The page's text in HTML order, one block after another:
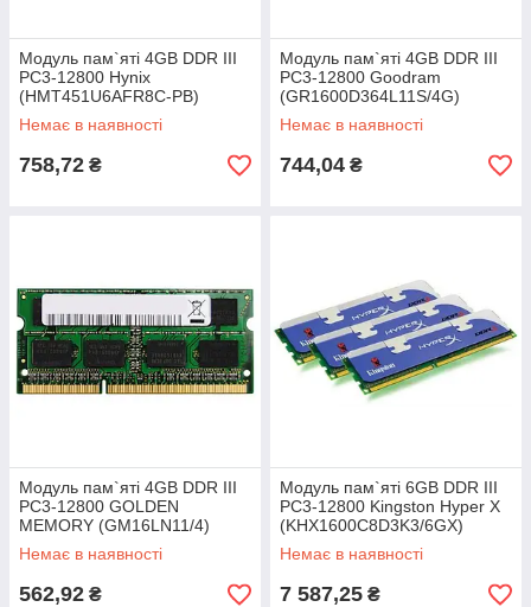
Модуль пам`яті 4GB DDR III
PC3-12800 Hynix
(HMT451U6AFR8C-PB)
Немає в наявності
758,72 ₴
Модуль пам`яті 4GB DDR III
PC3-12800 Goodram
(GR1600D364L11S/4G)
Немає в наявності
744,04 ₴
Модуль пам`яті 4GB DDR III
PC3-12800 GOLDEN
MEMORY (GM16LN11/4)
Немає в наявності
562,92 ₴
Модуль пам`яті 6GB DDR III
PC3-12800 Kingston Hyper X
(KHX1600C8D3K3/6GX)
Немає в наявності
7 587,25 ₴